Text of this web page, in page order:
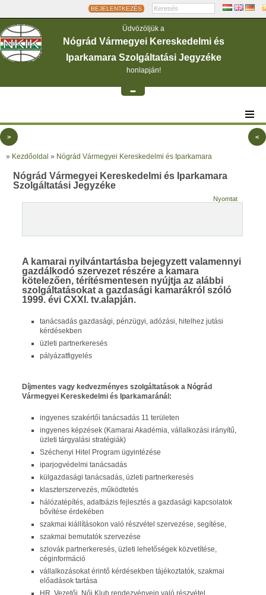
BEJELENTKEZÉS
Üdvözöljük a
Nógrád Vármegyei Kereskedelmi és
Iparkamara Szolgáltatási Jegyzéke
honlapján!
-
> <
» Kezdőoldal » Nógrád Vármegyei Kereskedelmi és Iparkamara
Nógrád Vármegyei Kereskedelmi és Iparkamara
Szolgáltatási Jegyzéke
Nyomtat
A kamarai nyilvántartásba bejegyzett valamennyi
gazdálkodó szervezet részére a kamara
kötelezően, térítésmentesen nyújtja az alábbi
szolgáltatásokat a gazdasági kamarákról szóló
1999. évi CXXI. tv.alapján.
tanácsadás gazdasági, pénzügyi, adózási, hitelhez jutási
kérdésekben
üzleti partnerkeresés
pályázatfigyelés
Díjmentes vagy kedvezményes szolgáltatások a Nógrád
Vármegyei Kereskedelmi és Iparkamaránál:
ingyenes szakértői tanácsadás 11 területen
ingyenes képzések (Kamarai Akadémia, vállalkozási irányítű,
üzleti tárgyalási stratégiák)
Széchenyi Hitel Program ügyintézése
iparjogvédelmi tanácsadás
külgazdasági tanácsadás, üzleti partnerkeresés
klaszterszervezés, működtetés
hálózatépítés, adatbázis fejlesztés a gazdasági kapcsolatok
bővítése érdekében
szakmai kiállításokon való részvétel szervezése, segítése,
szakmai bemutatók szervezése
szlovák partnerkeresés, üzleti lehetőségek közvetítése,
céginformáció
vállalkozásokat érintő kérdésekben tájékoztatók, szakmai
előadások tartása
HR, Vezetői, Női Klub rendezvényein való részvétel